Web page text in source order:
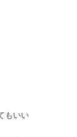
もいい